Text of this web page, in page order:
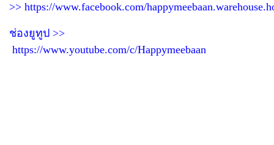
>> https://www.facebook.com/
ช่องยูทูป >>
https://www.youtube.com/c/Happymeebaan